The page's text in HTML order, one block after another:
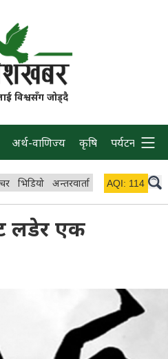
विश्वसँग जोड्दै
अर्थ-वाणिज्य कृषि पर्यटन प्रवास
भिडियो अन्तरवार्ता विचार/ब्लग
AQI: 114
लडेर एक